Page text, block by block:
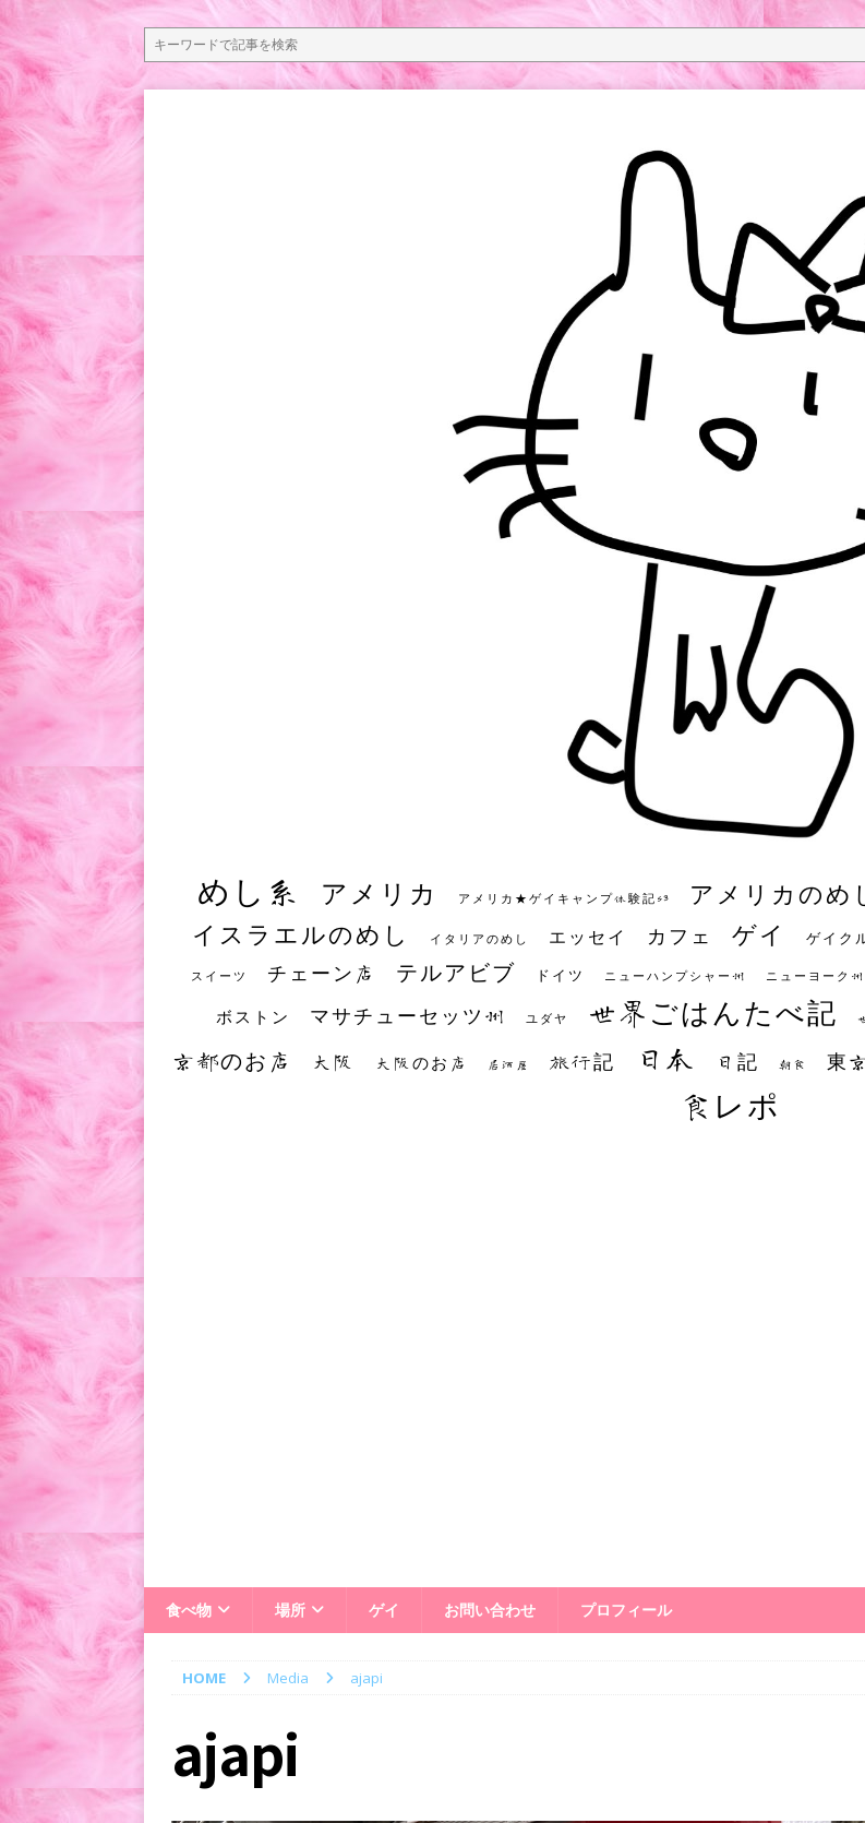
めし系 アメリカ アメリカ★ゲイキャンプ体験記S3 アメリカのめ
イスラエルのめし イタリアのめし エッセイ カフェ ゲイ ゲイク
スイーツ チェーン店 テルアビブ ドイツ ニューハンプシャー州 ニューヨーク州
ボストン マサチューセッツ州 ユダヤ 世界ごはんたべ記
京都のお店 大阪 大阪のお店 居酒屋 旅行記 日本 日記 朝食 東
食レポ
食べ物 場所 ゲイ お問い合わせ プロフィール
HOME Media ajapi
ajapi